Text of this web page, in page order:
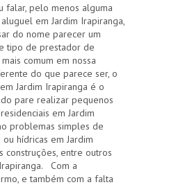
falar, pelo menos alguma
em Jardim Irapiranga,
do nome parecer um
tipo de prestador de
comum em nossa
do que parece ser, o
Jardim Irapiranga é o
pare realizar pequenos
em Jardim
problemas simples de
hídricas em Jardim
construções, entre outros
Com a
e também com a falta